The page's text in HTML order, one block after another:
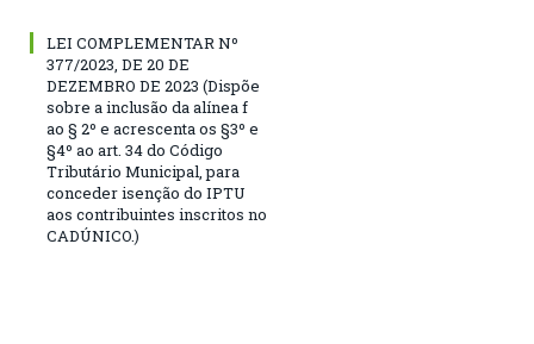
LEI COMPLEMENTAR Nº
377/2023, DE 20 DE
DEZEMBRO DE 2023 (Dispõe
sobre a inclusão da alínea f
ao § 2º e acrescenta os §3º e
§4º ao art. 34 do Código
Tributário Municipal, para
conceder isenção do IPTU
aos contribuintes inscritos no
CADÚNICO.)